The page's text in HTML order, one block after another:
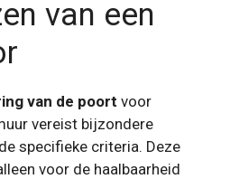
van een
van de poort voor
vereist bijzondere
specifieke criteria. Deze
voor de haalbaarheid